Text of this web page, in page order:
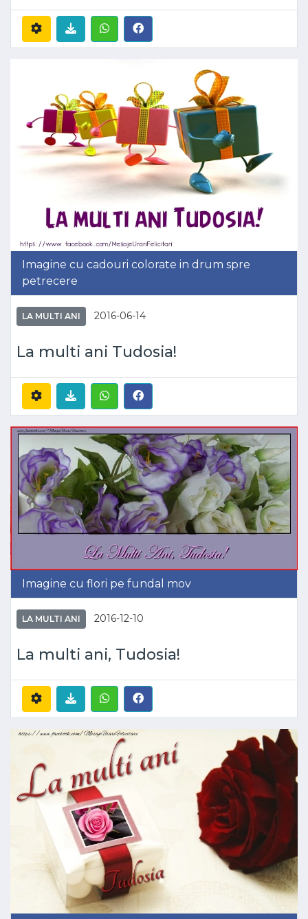
Imagine cu cadouri colorate in drum spre
petrecere
LA MULTI ANI 2016-06-14
La multi ani Tudosia!
Imagine cu flori pe fundal mov
LA MULTI ANI 2016-12-10
La multi ani, Tudosia!